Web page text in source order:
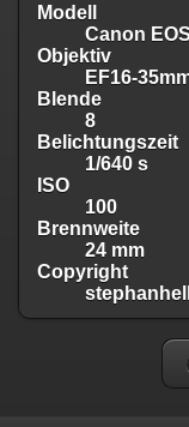
Modell
Canon
Objektiv
EF16-
Blende
8
Belichtungszeit
1/640 s
ISO
100
Brennweite
24 mm
Copyright